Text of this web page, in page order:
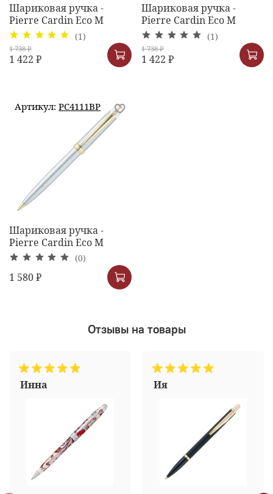
Шариковая ручка -
Pierre Cardin Eco M
(1)
1 738 ₽
1 422 ₽
Шариковая ручка -
Pierre Cardin Eco M
(1)
1 738 ₽
1 422 ₽
Артикул:PC4111BP
Шариковая ручка -
Pierre Cardin Eco M
(0)
1 580 ₽
Отзывы на товары
Инна Ия